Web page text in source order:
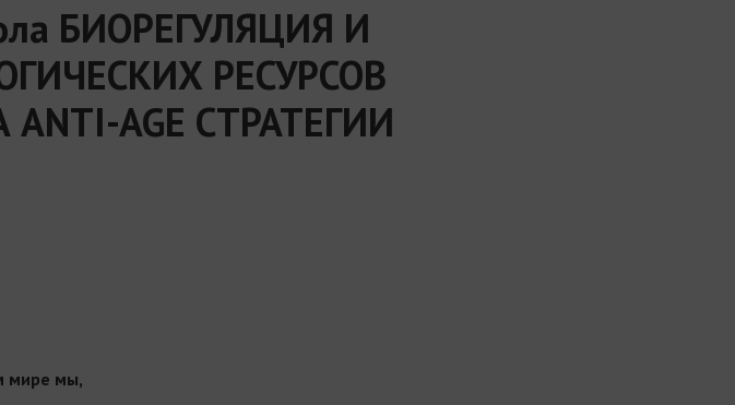
БИОРЕГУЛЯЦИЯ И
РЕСУРСОВ
AGE СТРАТЕГИИ
мире мы,